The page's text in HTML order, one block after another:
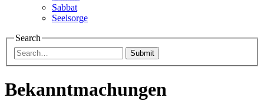
Sabbat
Seelsorge
Search
Submit
Bekanntmachungen